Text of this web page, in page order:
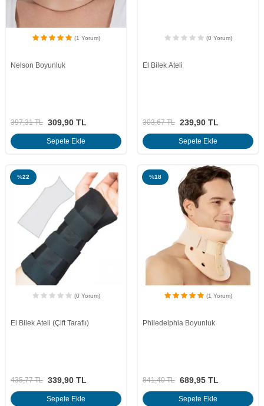
(1 Yorum)
Nelson Boyunluk
397,31TL 309,90 TL
Sepete Ekle
(0 Yorum)
El Bilek Ateli
303,67TL 239,90 TL
Sepete Ekle
%22
(0 Yorum)
El Bilek Ateli (Çift Taraflı)
435,77TL 339,90 TL
Sepete Ekle
%18
(1 Yorum)
Philedelphia Boyunluk
841,40TL 689,95 TL
Sepete Ekle